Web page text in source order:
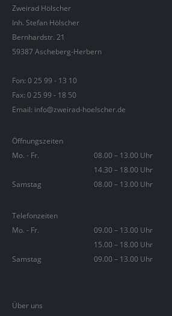
Zweirad Hölscher
Inh. Stefan Hölscher
Bernhardstr. 21
59387 Ascheberg-Herbern
Fon: 0 25 99 - 13 10
Fax: 0 25 99 - 18 50
Email: info@zweirad-hoelscher.de
Öffnungszeiten
Mo. - Fr.
08.00 – 13.00 Uhr
14.30 – 18.00 Uhr
Samstag
08.00 – 13.00 Uhr
Telefonzeiten
Mo. - Fr.
09.00 – 13.00 Uhr
15.00 – 18.00 Uhr
Samstag
09.00 – 13.00 Uhr
Über uns